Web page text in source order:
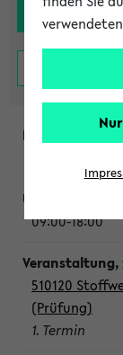
09:00-18:00
510120
(Prüfung)
1. Termin